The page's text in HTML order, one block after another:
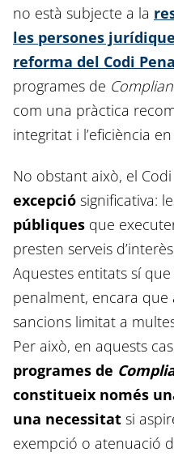
no està subjecte a la
les persones
reforma del Codi
programes de
com una pràctica
integritat i l’eficiència
No obstant això, el
excepció significativa:
públiques que
presten serveis
Aquestes entitats sí
penalment, encara
sancions limitat a
Per això, en aquests
programes de
constitueix només
una necessitat si
exempció o atenuació